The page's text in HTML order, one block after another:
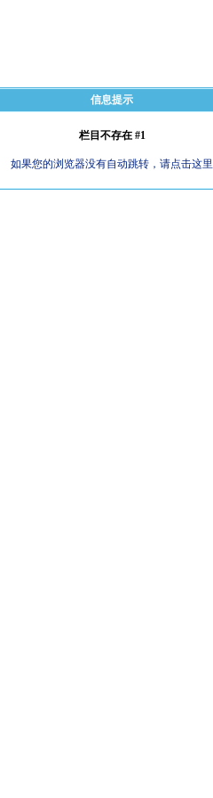
信息提示
栏目不存在 #1
如果您的浏览器没有自动跳转，请点击这里